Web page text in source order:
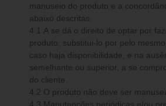
manuseio do produto e a
abaixo descritas.
4.1 A se dá o direito de optar por fazer a reparação do
produto, substitui-lo por pelo
caso haja disponibilidade, e na
semelhante ou superior, a se compromete ao ressarcimento
do cliente.
4.2 O produto não deve ser
4.3 Manutenções periódicas e/ou